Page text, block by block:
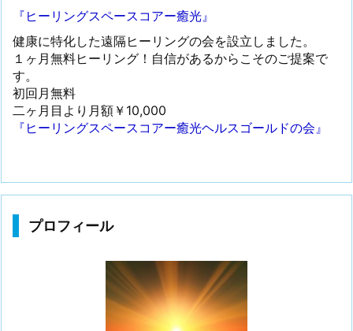
『ヒーリングスペースコアー癒光』
健康に特化した遠隔ヒーリングの会を設立しました。
１ヶ月無料ヒーリング！自信があるからこそのご提案で
す。
初回月無料
二ヶ月目より月額￥10,000
『ヒーリングスペースコアー癒光ヘルスゴールドの会』
プロフィール